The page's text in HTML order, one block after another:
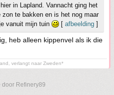
in Lapland. Vannacht ging het
te bakken en is het nog maar
vanuit mijn tuin
[ afbeelding ]
heb alleen kippenvel als ik die
verlangt naar Zweden*
Refinery89